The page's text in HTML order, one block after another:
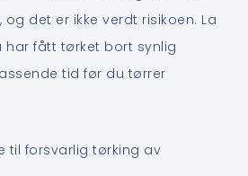
og det er ikke verdt risikoen. La
fått tørket bort synlig
tid før du tørrer
til forsvarlig tørking av